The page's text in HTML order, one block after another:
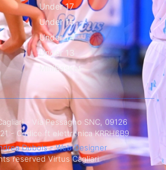
Under 17
Under 15
Under 14
Under 13
MiniBasket
- Via Pessagno SNC, 09126
- Codice ft elettronica KRRH6B9
Dubois - Web Designer
reserved Virtus Cagliari